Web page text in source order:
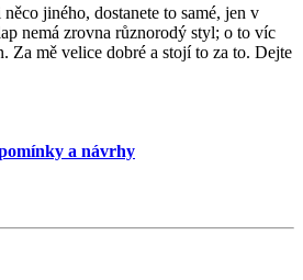
jiného, dostanete to samé, jen v
nemá zrovna různorodý styl; o to víc
Za mě velice dobré a stojí to za to. Dejte
a návrhy